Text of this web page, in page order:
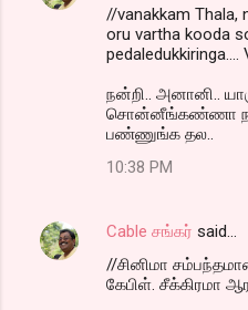
//vanakkam Thala,
oru vartha kooda
நன்றி.. அனானி..
சொன்னீங்கண்ணா
பண்ணுங்க தல..
10:38 PM
Cable சங்கர் said…
//சினிமா
கேபிள். சீக்கிரமா